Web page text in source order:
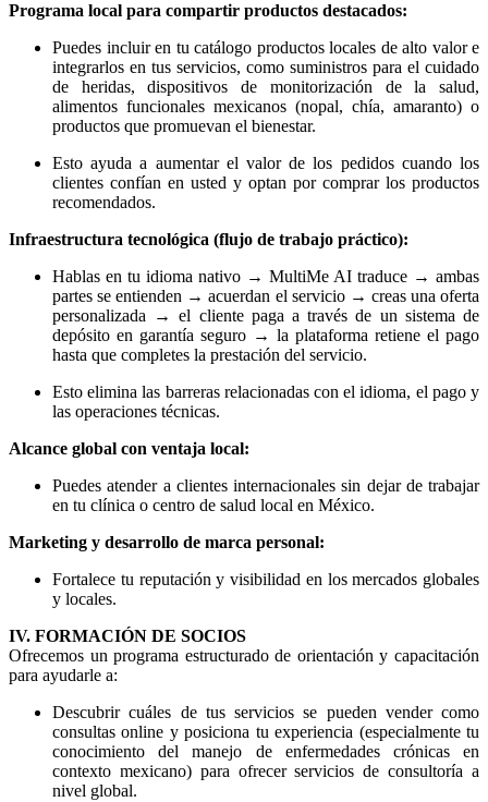
Programa local para compartir productos destacados:
Puedes incluir en tu catálogo productos locales de alto valor e
integrarlos en tus servicios, como suministros para el cuidado
de heridas, dispositivos de monitorización de la salud,
alimentos funcionales mexicanos (nopal, chía, amaranto) o
productos que promuevan el bienestar.
Esto ayuda a aumentar el valor de los pedidos cuando los
clientes confían en usted y optan por comprar los productos
recomendados.
Infraestructura tecnológica (flujo de trabajo práctico):
Hablas en tu idioma nativo → MultiMe AI traduce → ambas
partes se entienden → acuerdan el servicio → creas una oferta
personalizada → el cliente paga a través de un sistema de
depósito en garantía seguro → la plataforma retiene el pago
hasta que completes la prestación del servicio.
Esto elimina las barreras relacionadas con el idioma, el pago y
las operaciones técnicas.
Alcance global con ventaja local:
Puedes atender a clientes internacionales sin dejar de trabajar
en tu clínica o centro de salud local en México.
Marketing y desarrollo de marca personal:
Fortalece tu reputación y visibilidad en los mercados globales
y locales.
IV. FORMACIÓN DE SOCIOS
Ofrecemos un programa estructurado de orientación y capacitación
para ayudarle a:
Descubrir cuáles de tus servicios se pueden vender como
consultas online y posiciona tu experiencia (especialmente tu
conocimiento del manejo de enfermedades crónicas en
contexto mexicano) para ofrecer servicios de consultoría a
nivel global.